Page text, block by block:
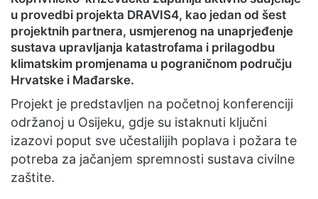
u provedbi projekta DRAVIS4, kao jedan od šest
projektnih partnera, usmjerenog na unaprjeđenje
sustava upravljanja katastrofama i prilagodbu
klimatskim promjenama u pograničnom području
Hrvatske i Mađarske.
Projekt je predstavljen na početnoj konferenciji
održanoj u Osijeku, gdje su istaknuti ključni
izazovi poput sve učestalijih poplava i požara te
potreba za jačanjem spremnosti sustava civilne
zaštite.